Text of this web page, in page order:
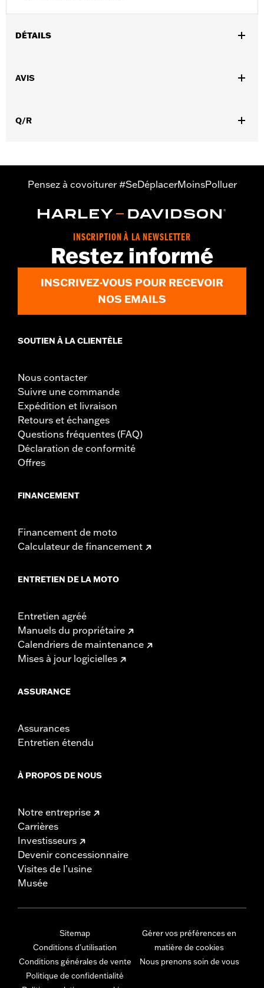
DÉTAILS
GARANTIE:
www.h-
AVIS
Q/R
Pensez à covoiturer #SeDéplacerMoinsPolluer
INSCRIPTION À LA NEWSLETTER
Restez informé
INSCRIVEZ-VOUS POUR RECEVOIR
NOS EMAILS
SOUTIEN À LA CLIENTÈLE
Nous contacter
Suivre une commande
Expédition et livraison
Retours et échanges
Questions fréquentes (FAQ)
Déclaration de conformité
Offres
FINANCEMENT
Financement de moto
Calculateur de financement
ENTRETIEN DE LA MOTO
Entretien agréé
Manuels du propriétaire
Calendriers de maintenance
Mises à jour logicielles
ASSURANCE
Assurances
Entretien étendu
À PROPOS DE NOUS
Notre entreprise
Carrières
Investisseurs
Devenir concessionnaire
Visites de l’usine
Musée
Sitemap
Conditions d'utilisation
Conditions générales de vente
Politique de confidentialité
Gérer vos préférences en
matière de cookies
Nous prenons soin de vous